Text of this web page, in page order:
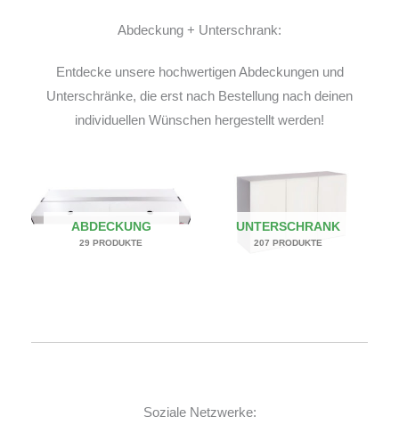
Abdeckung + Unterschrank:
Entdecke unsere hochwertigen Abdeckungen und
Unterschränke, die erst nach Bestellung nach deinen
individuellen Wünschen hergestellt werden!
ABDECKUNG
29 PRODUKTE
UNTERSCHRANK
207 PRODUKTE
Soziale Netzwerke: